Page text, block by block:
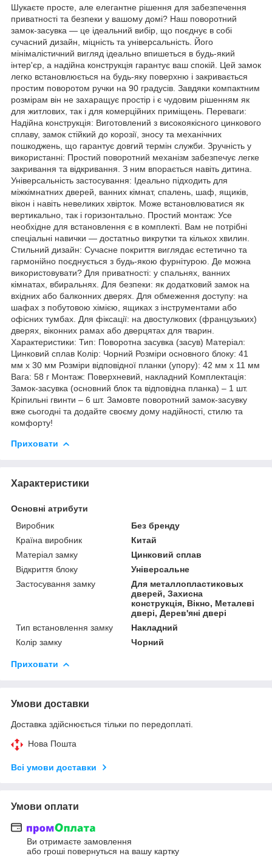
Шукаєте просте, але елегантне рішення для забезпечення
приватності та безпеки у вашому домі? Наш поворотний
замок-засувка — це ідеальний вибір, що поєднує в собі
сучасний дизайн, міцність та універсальність. Його
мінімалістичний вигляд ідеально впишеться в будь-який
інтер'єр, а надійна конструкція гарантує ваш спокій. Цей замок
легко встановлюється на будь-яку поверхню і закривається
простим поворотом ручки на 90 градусів. Завдяки компактним
розмірам він не захаращує простір і є чудовим рішенням як
для житлових, так і для комерційних приміщень. Переваги:
Надійна конструкція: Виготовлений з високоякісного цинкового
сплаву, замок стійкий до корозії, зносу та механічних
пошкоджень, що гарантує довгий термін служби. Зручність у
використанні: Простий поворотний механізм забезпечує легке
закривання та відкривання. З ним впорається навіть дитина.
Універсальність застосування: Ідеально підходить для
міжкімнатних дверей, ванних кімнат, спалень, шаф, ящиків,
вікон і навіть невеликих хвірток. Може встановлюватися як
вертикально, так і горизонтально. Простий монтаж: Усе
необхідне для встановлення є в комплекті. Вам не потрібні
спеціальні навички — достатньо викрутки та кількох хвилин.
Стильний дизайн: Сучасне покриття виглядає естетично та
гармонійно поєднується з будь-якою фурнітурою. Де можна
використовувати? Для приватності: у спальнях, ванних
кімнатах, вбиральнях. Для безпеки: як додатковий замок на
вхідних або балконних дверях. Для обмеження доступу: на
шафах з побутовою хімією, ящиках з інструментами або
офісних тумбах. Для фіксації: на двостулкових (французьких)
дверях, віконних рамах або дверцятах для тварин.
Характеристики: Тип: Поворотна засувка (засув) Матеріал:
Цинковий сплав Колір: Чорний Розміри основного блоку: 41
мм x 30 мм Розміри відповідної планки (упору): 42 мм x 11 мм
Вага: 58 г Монтаж: Поверхневий, накладний Комплектація:
Замок-засувка (основний блок та відповідна планка) – 1 шт.
Кріпильні гвинти – 6 шт. Замовте поворотний замок-засувку
вже сьогодні та додайте своєму дому надійності, стилю та
комфорту!
Приховати
Характеристики
Основні атрибути
Виробник
Без бренду
Країна виробник
Китай
Матеріал замку
Цинковий сплав
Відкриття блоку
Універсальне
Застосування замку
Для металлопластиковых
дверей, Захисна
конструкція, Вікно, Металеві
двері, Дерев'яні двері
Тип встановлення замку
Накладний
Колір замку
Чорний
Приховати
Умови доставки
Доставка здійснюється тільки по передоплаті.
Нова Пошта
Всі умови доставки
Умови оплати
Ви отримаєте замовлення
або гроші повернуться на вашу картку